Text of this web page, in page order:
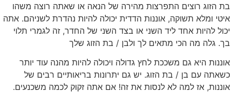
בת הזוג רוצים התפרצות מהירה של הנאה או שאתה רוצה משהו
איטי ומלא תשוקה, אוננות הדדית יכולה להיות נהדרת לשניהם. אתה
יכול להיות אחד ליד השני או בצד השני של החדר, זה לגמרי תלוי
בך. גלה מה הכי מתאים לך ולבן / בת הזוג שלך
אוננות היא גם משככת לחץ גדולה ויכולה להיות מהנה עוד יותר
כשאתה עם בן / בת הזוג. יש גם יתרונות בריאותיים רבים של
אוננות, אז למה לא לנסות את זה! אם אתה זקוק לכמה משכנעים.